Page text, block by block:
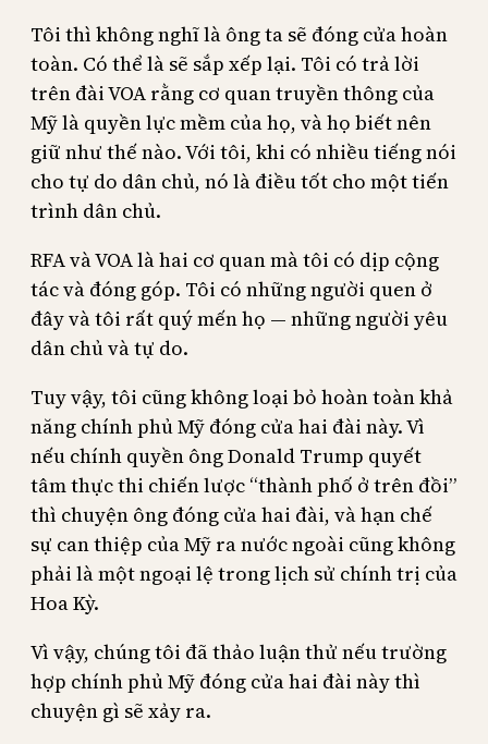
Tôi thì không nghĩ là ông ta sẽ đóng cửa hoàn
toàn. Có thể là sẽ sắp xếp lại. Tôi có trả lời
trên đài VOA rằng cơ quan truyền thông của
Mỹ là quyền lực mềm của họ, và họ biết nên
giữ như thế nào. Với tôi, khi có nhiều tiếng nói
cho tự do dân chủ, nó là điều tốt cho một tiến
trình dân chủ.
RFA và VOA là hai cơ quan mà tôi có dịp cộng
tác và đóng góp. Tôi có những người quen ở
đây và tôi rất quý mến họ — những người yêu
dân chủ và tự do.
Tuy vậy, tôi cũng không loại bỏ hoàn toàn khả
năng chính phủ Mỹ đóng cửa hai đài này. Vì
nếu chính quyền ông Donald Trump quyết
tâm thực thi chiến lược “thành phố ở trên đồi”
thì chuyện ông đóng cửa hai đài, và hạn chế
sự can thiệp của Mỹ ra nước ngoài cũng không
phải là một ngoại lệ trong lịch sử chính trị của
Hoa Kỳ.
Vì vậy, chúng tôi đã thảo luận thử nếu trường
hợp chính phủ Mỹ đóng cửa hai đài này thì
chuyện gì sẽ xảy ra.